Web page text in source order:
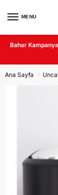
MENU
Bahar
Ana Sayfa /